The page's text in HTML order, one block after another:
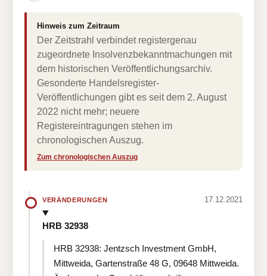
Hinweis zum Zeitraum
Der Zeitstrahl verbindet registergenau
zugeordnete Insolvenzbekanntmachungen mit
dem historischen Veröffentlichungsarchiv.
Gesonderte Handelsregister-
Veröffentlichungen gibt es seit dem 2. August
2022 nicht mehr; neuere
Registereintragungen stehen im
chronologischen Auszug.
Zum chronologischen Auszug
VERÄNDERUNGEN 17.12.2021
HRB 32938
HRB 32938: Jentzsch Investment GmbH,
Mittweida, Gartenstraße 48 G, 09648 Mittweida.